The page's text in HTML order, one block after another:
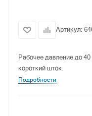
Артикул:
Рабочее давление до
короткий шток.
Подробности